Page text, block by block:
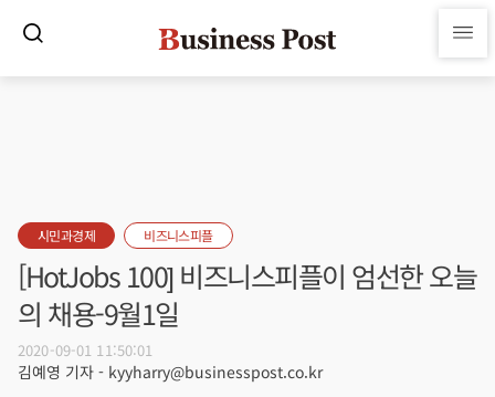
시민과경제 비즈니스피플
[HotJobs 100] 비즈니스피플이 엄선한 오늘
의 채용-9월1일
2020-09-01 11:50:01
김예영 기자 - kyyharry@businesspost.co.kr